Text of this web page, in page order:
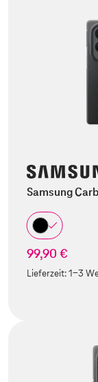
Samsung
99,90 €
Lieferzeit:1-3